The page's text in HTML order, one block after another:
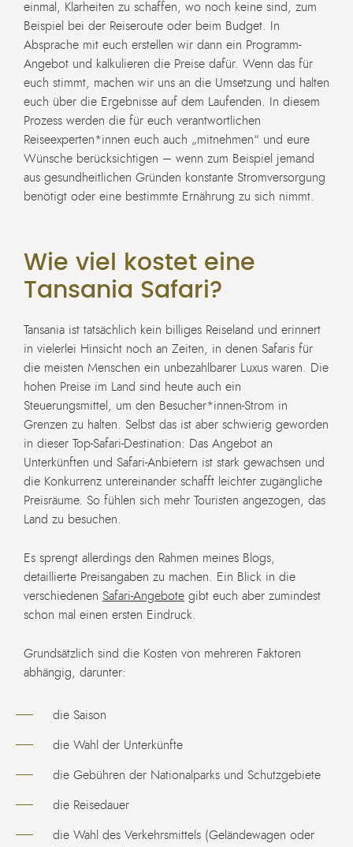
einmal, Klarheiten zu schaffen, wo noch keine sind, zum
Beispiel bei der Reiseroute oder beim Budget. In
Absprache mit euch erstellen wir dann ein Programm-
Angebot und kalkulieren die Preise dafür. Wenn das für
euch stimmt, machen wir uns an die Umsetzung und halten
euch über die Ergebnisse auf dem Laufenden. In diesem
Prozess werden die für euch verantwortlichen
Reiseexperten*innen euch auch „mitnehmen“ und eure
Wünsche berücksichtigen – wenn zum Beispiel jemand
aus gesundheitlichen Gründen konstante Stromversorgung
benötigt oder eine bestimmte Ernährung zu sich nimmt.
Wie viel kostet eine
Tansania Safari?
Tansania ist tatsächlich kein billiges Reiseland und erinnert
in vielerlei Hinsicht noch an Zeiten, in denen Safaris für
die meisten Menschen ein unbezahlbarer Luxus waren. Die
hohen Preise im Land sind heute auch ein
Steuerungsmittel, um den Besucher*innen-Strom in
Grenzen zu halten. Selbst das ist aber schwierig geworden
in dieser Top-Safari-Destination: Das Angebot an
Unterkünften und Safari-Anbietern ist stark gewachsen und
die Konkurrenz untereinander schafft leichter zugängliche
Preisräume. So fühlen sich mehr Touristen angezogen, das
Land zu besuchen.
Es sprengt allerdings den Rahmen meines Blogs,
detaillierte Preisangaben zu machen. Ein Blick in die
verschiedenen Safari-Angebote gibt euch aber zumindest
schon mal einen ersten Eindruck.
Grundsätzlich sind die Kosten von mehreren Faktoren
abhängig, darunter:
die Saison
die Wahl der Unterkünfte
die Gebühren der Nationalparks und Schutzgebiete
die Reisedauer
die Wahl des Verkehrsmittels (Geländewagen oder